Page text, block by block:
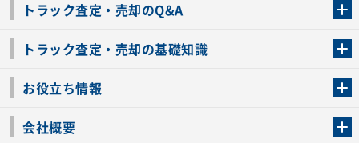
トラック査定・売却のQ&A
トラック査定・売却の基礎知識
お役立ち情報
会社概要